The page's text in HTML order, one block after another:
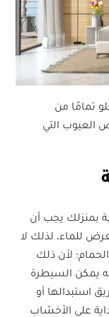
تمامًا من
العيوب التي
بمنزلك يجب أن
للماء. لذلك لا
لأن ذلك
يمكن السيطرة
استبدالها أو
على الأخشاب